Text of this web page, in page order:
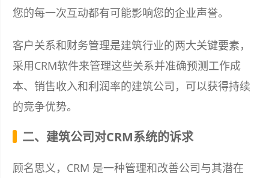
您的每一次互动都有可能影响您的企业声誉。
客户关系和财务管理是建筑行业的两大关键要素，
采用CRM软件来管理这些关系并准确预测工作成
本、销售收入和利润率的建筑公司，可以获得持续
的竞争优势。
二、建筑公司对CRM系统的诉求
顾名思义，CRM 是一种管理和改善公司与其潜在